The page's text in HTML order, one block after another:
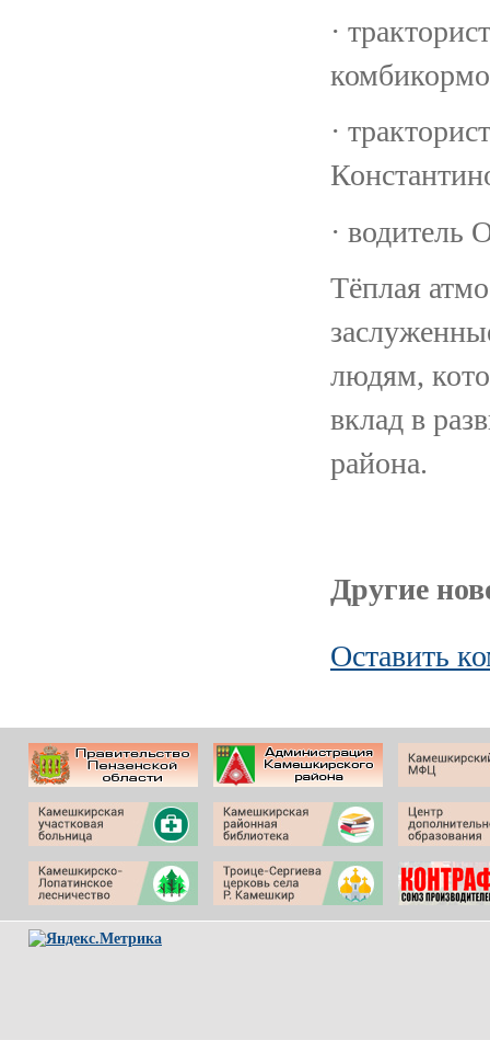
·
·
·
Тёплая
людям,
вклад в
района.
Другие
Оставить